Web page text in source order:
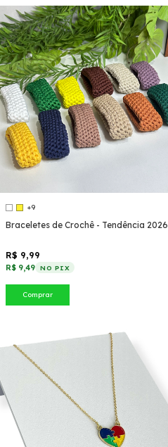
+9
Braceletes de Crochê - Tendência 2026
R$ 9,99
R$ 9,49 NO PIX
Comprar